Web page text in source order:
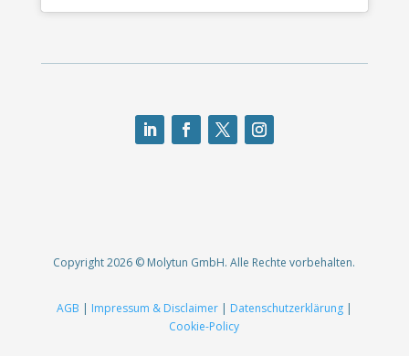
Copyright 2026 © Molytun GmbH. Alle Rechte vorbehalten.
AGB | Impressum & Disclaimer| Datenschutzerklärung|
Cookie-Policy